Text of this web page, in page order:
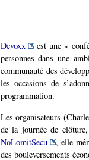
Devoxx
est une «
personnes dans une
communauté des
les occasions de
programmation.
Les organisateurs
de la journée de
NoLomitSecu
, elle-
des bouleversements